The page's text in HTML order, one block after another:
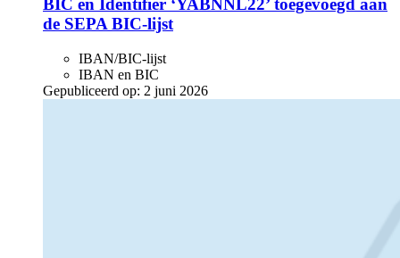
BIC en Identifier ‘YABNNL22’ toegevoegd aan
de SEPA BIC-lijst
IBAN/BIC-lijst
IBAN en BIC
Gepubliceerd op: 2 juni 2026